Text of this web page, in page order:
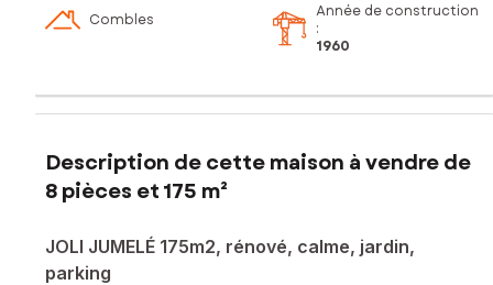
Combles
Année de construction
:
1960
Description de cette maison à vendre de
8 pièces et 175 m²
JOLI JUMELÉ 175m2, rénové, calme, jardin,
parking